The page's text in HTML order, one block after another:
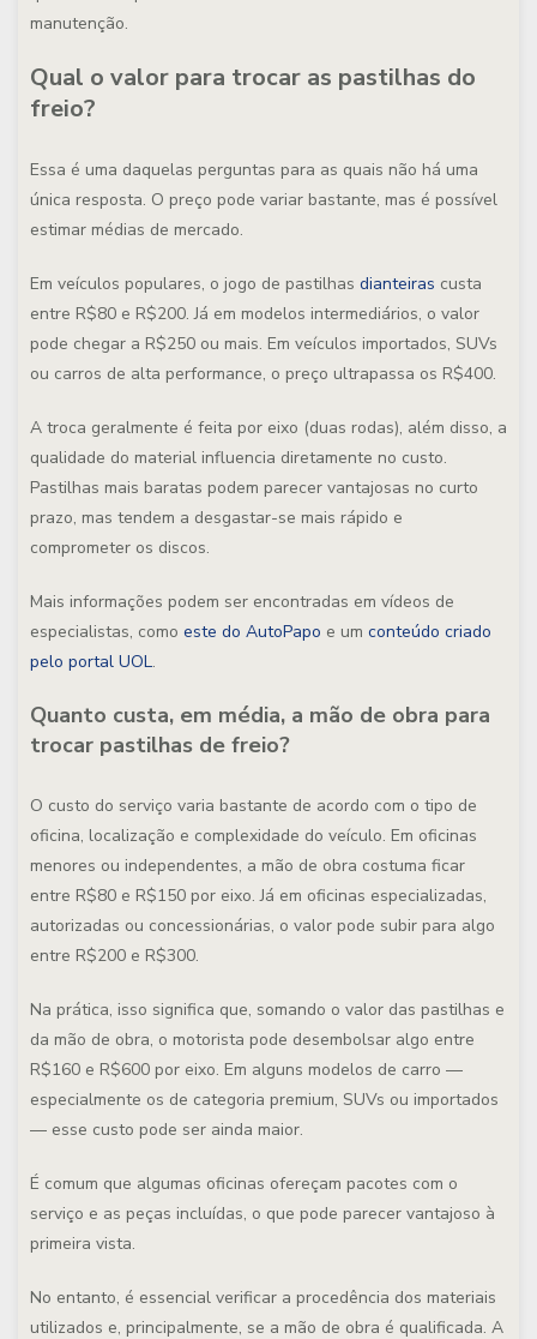
manutenção.
Qual o valor para trocar as pastilhas do
freio?
Essa é uma daquelas perguntas para as quais não há uma
única resposta. O preço pode variar bastante, mas é possível
estimar médias de mercado.
Em veículos populares, o jogo de pastilhas dianteiras custa
entre R$80 e R$200. Já em modelos intermediários, o valor
pode chegar a R$250 ou mais. Em veículos importados, SUVs
ou carros de alta performance, o preço ultrapassa os R$400.
A troca geralmente é feita por eixo (duas rodas), além disso, a
qualidade do material influencia diretamente no custo.
Pastilhas mais baratas podem parecer vantajosas no curto
prazo, mas tendem a desgastar-se mais rápido e
comprometer os discos.
Mais informações podem ser encontradas em vídeos de
especialistas, como este do AutoPapo e um conteúdo criado
pelo portal UOL.
Quanto custa, em média, a mão de obra para
trocar pastilhas de freio?
O custo do serviço varia bastante de acordo com o tipo de
oficina, localização e complexidade do veículo. Em oficinas
menores ou independentes, a mão de obra costuma ficar
entre R$80 e R$150 por eixo. Já em oficinas especializadas,
autorizadas ou concessionárias, o valor pode subir para algo
entre R$200 e R$300.
Na prática, isso significa que, somando o valor das pastilhas e
da mão de obra, o motorista pode desembolsar algo entre
R$160 e R$600 por eixo. Em alguns modelos de carro —
especialmente os de categoria premium, SUVs ou importados
— esse custo pode ser ainda maior.
É comum que algumas oficinas ofereçam pacotes com o
serviço e as peças incluídas, o que pode parecer vantajoso à
primeira vista.
No entanto, é essencial verificar a procedência dos materiais
utilizados e, principalmente, se a mão de obra é qualificada. A